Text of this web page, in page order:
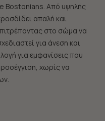
Bostonians. Από υψηλής
απαλή και
στο σώμα να
για άνεση και
για εμφανίσεις που
χωρίς να